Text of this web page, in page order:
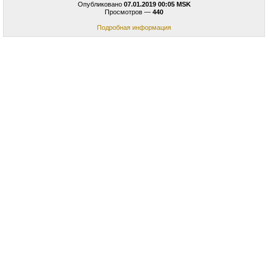
Опубликовано 07.01.2019 00:05 MSK
Просмотров — 440
Подробная информация